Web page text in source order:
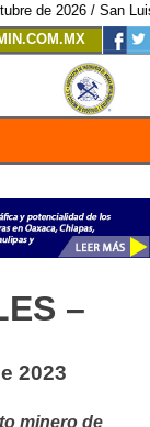
Luis Potosí, SLP /
–
2023
minero de